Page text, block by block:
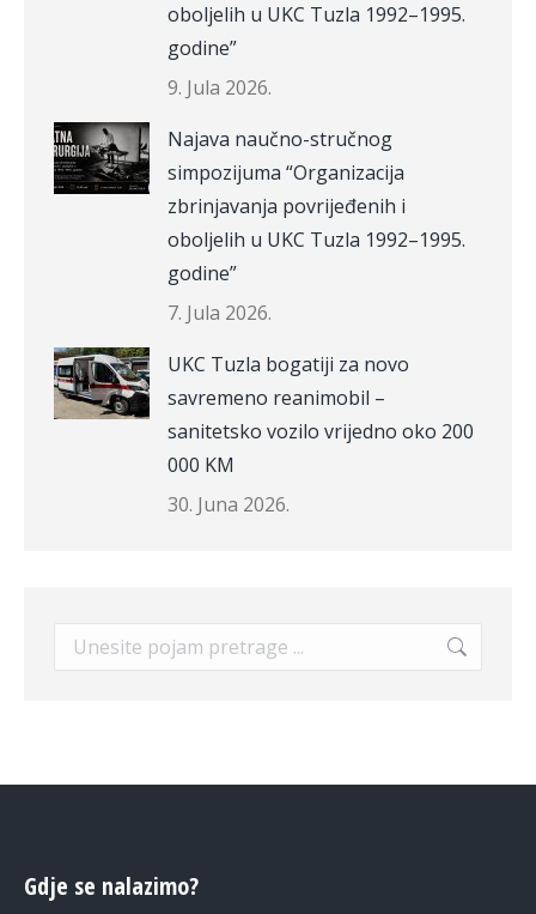
oboljelih u UKC Tuzla 1992–1995.
godine”
9. Jula 2026.
Najava naučno-stručnog
simpozijuma “Organizacija
zbrinjavanja povrijeđenih i
oboljelih u UKC Tuzla 1992–1995.
godine”
7. Jula 2026.
UKC Tuzla bogatiji za novo
savremeno reanimobil –
sanitetsko vozilo vrijedno oko 200
000 KM
30. Juna 2026.
Search:
Gdje se nalazimo?